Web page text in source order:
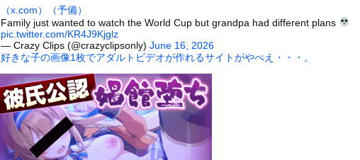
サッカーの選手に落雷、帰らぬ人となる
【画像】176cm 股下90cmの美女、初水着グラビアデビューwwwwww緑川希星、...
【GIF動画】宮城の可愛すぎるチアさん、甲子園で発見される
【動画】看護師の男性に男が殴りかかるが…看護師が柔術使いだった
【黒歴史】こういう昔の大学ヤリサーの流出エロ動画（顔出し）が一番抜ける
韓国人「安貞桓が韓国代表に激怒！『惨憺たる結果、徹底的な刷新が必要だ』と監督や協会を...
ケンタッキーとか言う唐揚げ屋ｗｗｗｗｗ
【画像】このAVが性癖ブッ刺さりで精子ドクドク作られるわｗｗｗｗ
（x.com）
（予備）
Family just wanted to watch the World Cup but grandpa had different plans
pic.twitter.com/KR4J9Kjglz
— Crazy Clips (@crazyclipsonly) June 16, 2026
好きな子の画像1枚でアダルトビデオが作れるサイトがやべえ・・・。